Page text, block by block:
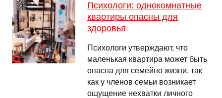
Психологи: однокомнатные
квартиры опасны для
здоровья
Психологи утверждают, что
маленькая квартира может быть
опасна для семейно жизни, так
как у членов семьи возникает
ощущение нехватки личного